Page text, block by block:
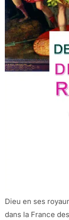
Dieu en ses
dans la France